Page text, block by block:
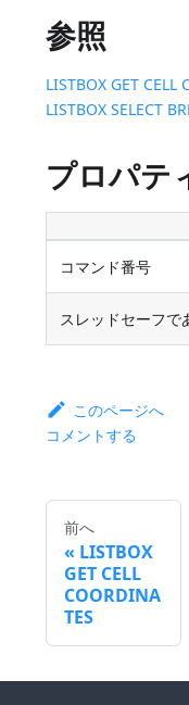
参照
LISTBOX GET CELL
LISTBOX SELECT
プロパテ
コマンド番号
スレッドセーフで
このページへ
コメントする
前へ
LISTBOX
GET CELL
COORDINA
TES